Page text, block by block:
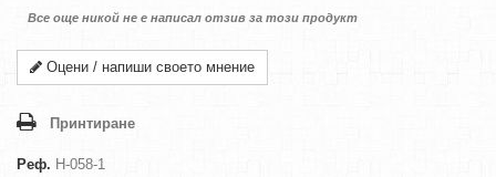
Все още никой не е написал отзив за този продукт
Оцени / напиши своето мнение
Принтиране
Реф. H-058-1